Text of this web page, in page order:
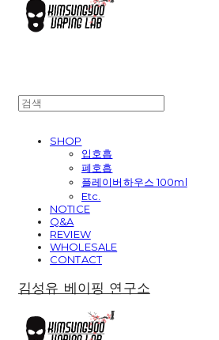
SHOP
입호흡
폐호흡
플레이버하우스 100ml
Etc.
NOTICE
Q&A
REVIEW
WHOLESALE
CONTACT
김성유 베이핑 연구소